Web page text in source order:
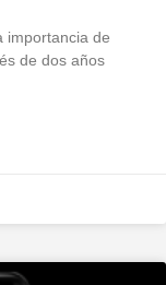
importancia de
de dos años